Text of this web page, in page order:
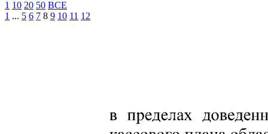
1 10 20 50 ВСЕ
1 ... 5 6 7 8 9 10 11 12